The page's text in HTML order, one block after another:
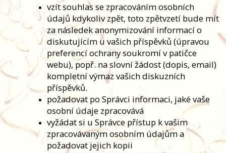
vzít souhlas se zpracováním osobních
údajů kdykoliv zpět, toto zpětvzetí bude mít
za následek anonymizování informací o
diskutujícím u vašich příspěvků (úpravou
preferencí ochrany soukromí v patičce
webu), popř. na slovní žádost (dopis, email)
kompletní výmaz vašich diskuzních
příspěvků.
požadovat po Správci informaci, jaké vaše
osobní údaje zpracovává
vyžádat si u Správce přístup k vašim
zpracovávaným osobním údajům a
požadovat jejich kopii